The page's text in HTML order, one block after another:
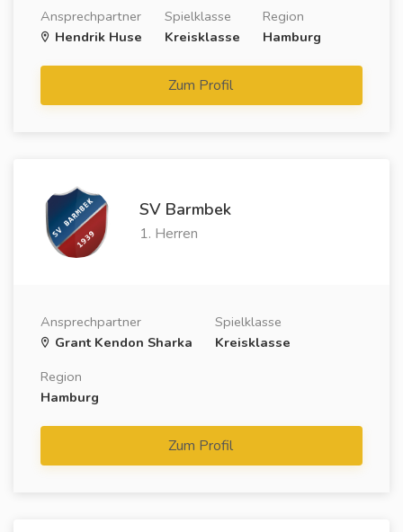
Ansprechpartner
Hendrik Huse
Spielklasse
Kreisklasse
Region
Hamburg
Zum Profil
SV Barmbek
1. Herren
Ansprechpartner
Grant Kendon Sharka
Spielklasse
Kreisklasse
Region
Hamburg
Zum Profil